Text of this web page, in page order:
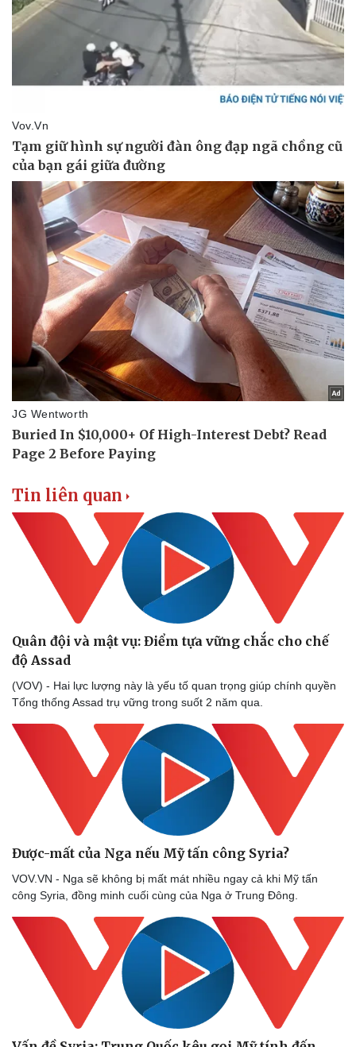
Văn hóa
Sân khấu - Điện ảnh
Di sản
Giải trí
Nghệ sĩ
Thời trang
Sao Việt
Tin liên quan
Quân đội và mật vụ: Điểm tựa vững chắc cho chế
độ Assad
(VOV) - Hai lực lượng này là yếu tố quan trọng giúp chính quyền
Tổng thống Assad trụ vững trong suốt 2 năm qua.
Được-mất của Nga nếu Mỹ tấn công Syria?
VOV.VN - Nga sẽ không bị mất mát nhiều ngay cả khi Mỹ tấn
công Syria, đồng minh cuối cùng của Nga ở Trung Đông.